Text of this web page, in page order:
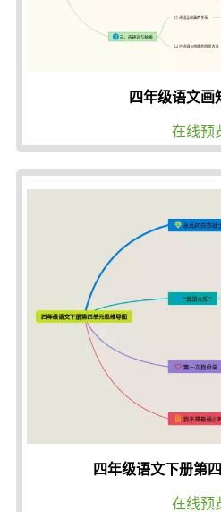
四年级语文画
在线预
四年级语文下册第
在线预